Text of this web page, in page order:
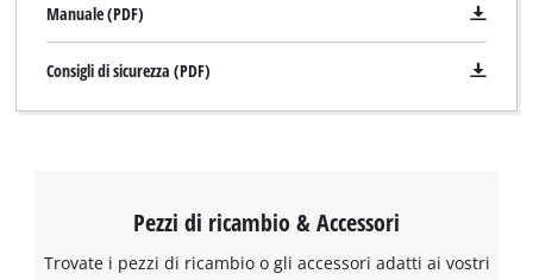
Manuale (PDF)
Consigli di sicurezza (PDF)
Pezzi di ricambio & Accessori
Trovate i pezzi di ricambio o gli accessori adatti ai vostri